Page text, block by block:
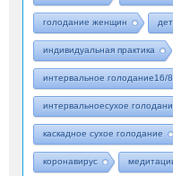
голодание женщин
индивидуальная практика
интервальное голодание16/8
интервальноесухое
каскадное сухое голодание
коронавирус